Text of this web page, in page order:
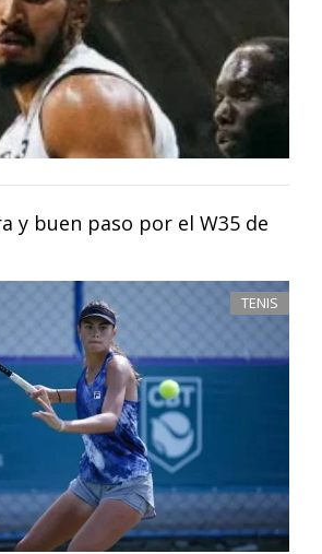
y buen paso por el W35 de
TENIS